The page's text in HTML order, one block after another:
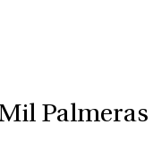
Palmeras